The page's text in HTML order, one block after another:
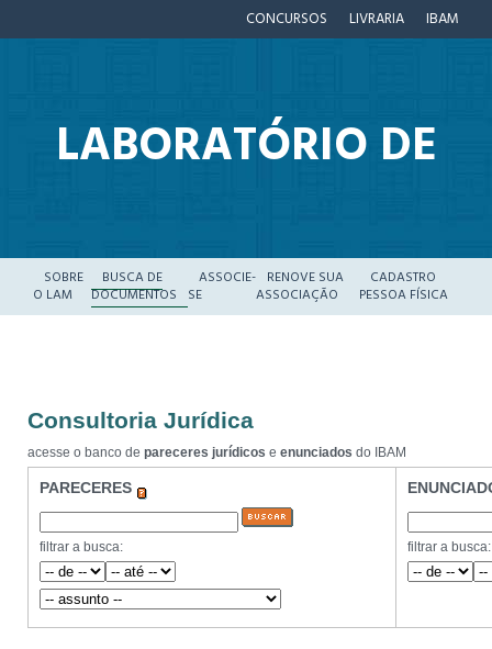
CONCURSOS LIVRARIA IBAM
LABORATÓRIO DE
MUNICIPAL
SOBRE
O LAM
BUSCA DE
DOCUMENTOS
ASSOCIE-
SE
RENOVE SUA
ASSOCIAÇÃO
CADASTRO
PESSOA FÍSICA
Consultoria Jurídica
acesse o banco de pareceres jurídicos e enunciados do IBAM
PARECERES
filtrar a busca: filtrar a busca: